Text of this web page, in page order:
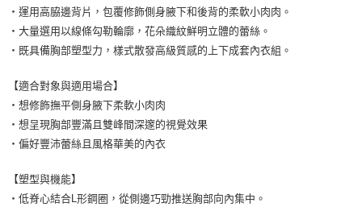
・運用高脇邊背片，包覆修飾側身腋下和後背的柔軟小肉肉。
・大量選用以線條勾勒輪廓，花朵織紋鮮明立體的蕾絲。
・既具備胸部塑型力，樣式散發高級質感的上下成套內衣組。
【適合對象與適用場合】
・想修飾撫平側身腋下柔軟小肉肉
・想呈現胸部豐滿且雙峰間深邃的視覺效果
・偏好豐沛蕾絲且風格華美的內衣
【塑型與機能】
・低脊心結合L形鋼圈，從側邊巧勁推送胸部向內集中。